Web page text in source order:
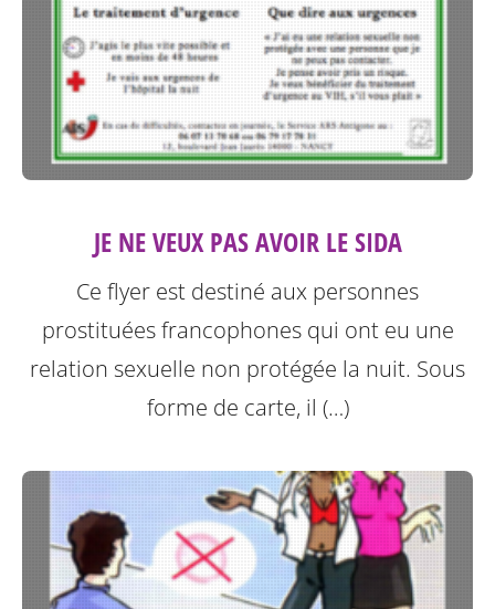
JE NE VEUX PAS AVOIR LE SIDA
Ce flyer est destiné aux personnes
prostituées francophones qui ont eu une
relation sexuelle non protégée la nuit. Sous
forme de carte, il (…)